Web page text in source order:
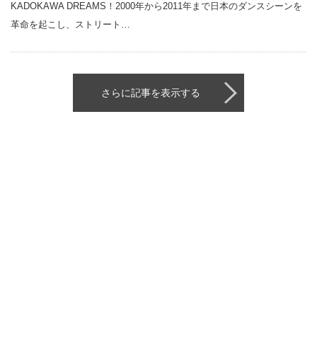
KADOKAWA DREAMS！2000年から2011年まで日本のダンスシーンを
革命を起こし、ストリート…
さらに記事を表示する